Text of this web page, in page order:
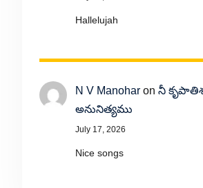
Hallelujah
N V Manoharon నీ
అనునిత్యము
July 17, 2026
Nice songs